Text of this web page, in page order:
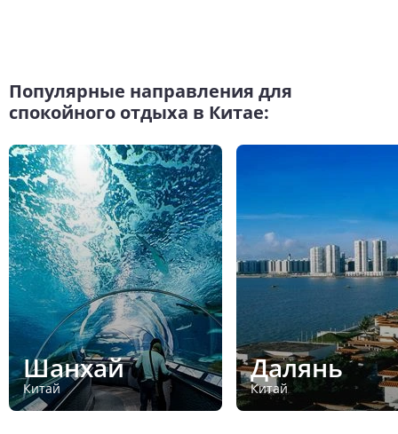
Популярные направления для
спокойного отдыха в Китае:
Шанхай
Китай
Далянь
Китай